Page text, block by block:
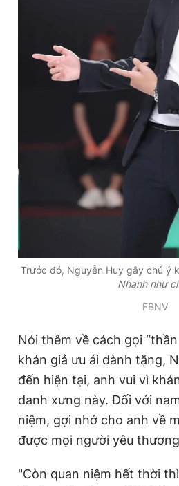
Trước đó, Nguyễn Huy gây chú ý
Nhanh như
FBNV
Nói thêm về cách gọi
khán giả ưu ái dành tặng,
đến hiện tại, anh vui vì
danh xưng này. Đối với
niệm, gợi nhớ cho anh về
được mọi người yêu
"Còn quan niệm hết thời